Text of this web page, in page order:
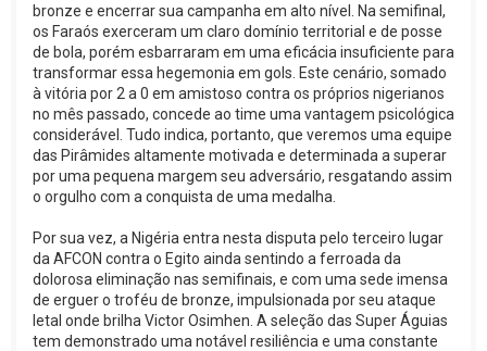
bronze e encerrar sua campanha em alto nível. Na semifinal,
os Faraós exerceram um claro domínio territorial e de posse
de bola, porém esbarraram em uma eficácia insuficiente para
transformar essa hegemonia em gols. Este cenário, somado
à vitória por 2 a 0 em amistoso contra os próprios nigerianos
no mês passado, concede ao time uma vantagem psicológica
considerável. Tudo indica, portanto, que veremos uma equipe
das Pirâmides altamente motivada e determinada a superar
por uma pequena margem seu adversário, resgatando assim
o orgulho com a conquista de uma medalha.
Por sua vez, a Nigéria entra nesta disputa pelo terceiro lugar
da AFCON contra o Egito ainda sentindo a ferroada da
dolorosa eliminação nas semifinais, e com uma sede imensa
de erguer o troféu de bronze, impulsionada por seu ataque
letal onde brilha Victor Osimhen. A seleção das Super Águias
tem demonstrado uma notável resiliência e uma constante